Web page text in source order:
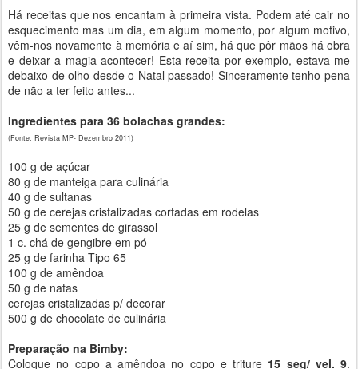
Há receitas que nos encantam à primeira vista. Podem até cair no
esquecimento mas um dia, em algum momento, por algum motivo,
vêm-nos novamente à memória e aí sim, há que pôr mãos há obra
e deixar a magia acontecer! Esta receita por exemplo, estava-me
debaixo de olho desde o Natal passado! Sinceramente tenho pena
de não a ter feito antes...
Ingredientes para 36 bolachas grandes:
(Fonte: Revista MP- Dezembro 2011)
100 g de açúcar
80 g de manteiga para culinária
40 g de sultanas
50 g de cerejas cristalizadas cortadas em rodelas
25 g de sementes de girassol
1 c. chá de gengibre em pó
25 g de farinha Tipo 65
100 g de amêndoa
50 g de natas
cerejas cristalizadas p/ decorar
500 g de chocolate de culinária
Preparação na Bimby:
Coloque no copo a amêndoa no copo e triture 15 seg/ vel. 9.